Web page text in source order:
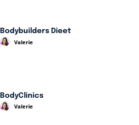
Bodybuilders Dieet
Valerie
BodyClinics
Valerie